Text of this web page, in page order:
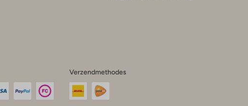
Verzendmethodes